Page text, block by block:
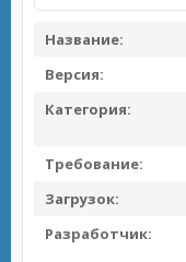
Название:
Версия:
Категория:
Требование:
Загрузок:
Разработчик: